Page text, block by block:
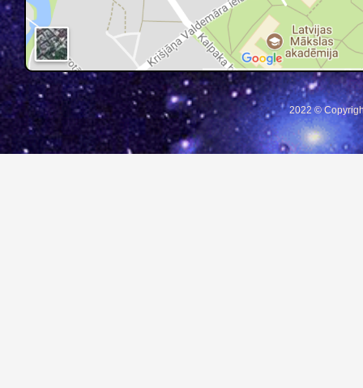
2022 ©